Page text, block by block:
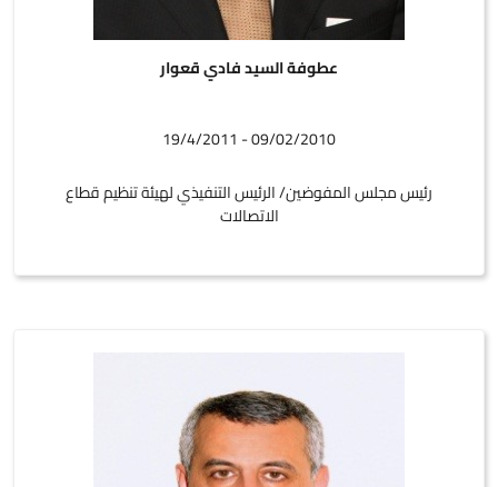
عطوفة السيد فادي قعوار
09/02/2010 - 19/4/2011
رئيس مجلس المفوضين/ الرئيس التنفيذي لهيئة تنظيم قطاع
الاتصالات